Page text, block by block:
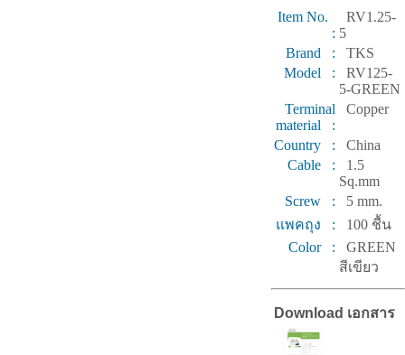
Item No.
:
RV1.25-
5
Brand :
TKS
Model :
RV125-
5-GREEN
Terminal
material :
Copper
Country :
China
Cable :
1.5
Sq.mm
Screw :
5 mm.
แพคถุง :
100 ชื้น
Color :
GREEN
สีเขียว
Download เอกสาร